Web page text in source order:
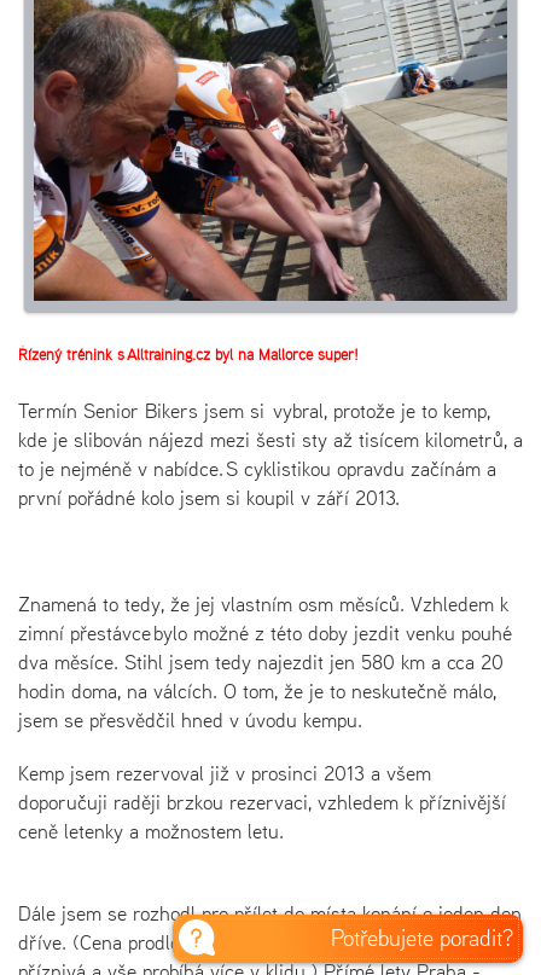
Potřebujete poradit?
Řízený trénink s Alltraining.cz byl na Mallorce super!
Termín Senior Bikers jsem si vybral, protože je to kemp,
kde je slibován nájezd mezi šesti sty až tisícem kilometrů, a
to je nejméně v nabídce. S cyklistikou opravdu začínám a
první pořádné kolo jsem si koupil v září 2013.
Znamená to tedy, že jej vlastním osm měsíců. Vzhledem k
zimní přestávce bylo možné z této doby jezdit venku pouhé
dva měsíce. Stihl jsem tedy najezdit jen 580 km a cca 20
hodin doma, na válcích. O tom, že je to neskutečně málo,
jsem se přesvědčil hned v úvodu kempu.
Kemp jsem rezervoval již v prosinci 2013 a všem
doporučuji raději brzkou rezervaci, vzhledem k příznivější
ceně letenky a možnostem letu.
Dále jsem se rozhodl pro přílet do místa konání o jeden den
dříve. (Cena prodloužení o jeden den je také poměrně